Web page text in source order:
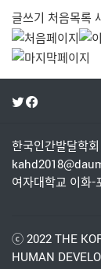
글쓰기 처음목록
한국인간발달학회
여자대학교 이화
ⓒ 2022THE
HUMAN